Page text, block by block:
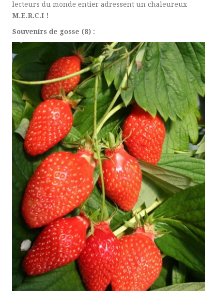
lecteurs du monde entier adressent un chaleureux
M.E.R.C.I !
Souvenirs de gosse (8) :